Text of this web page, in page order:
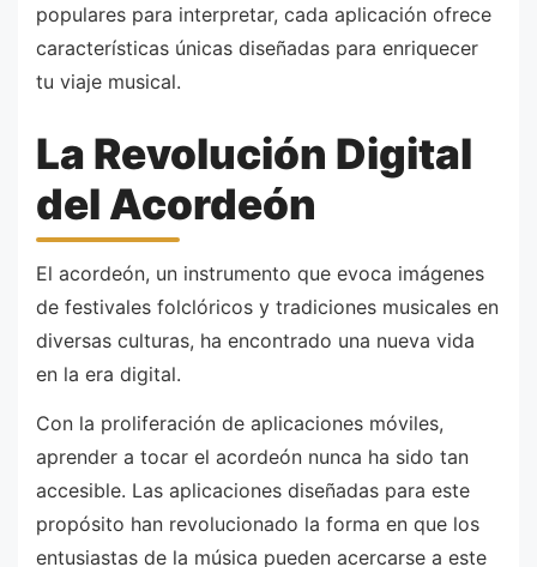
populares para interpretar, cada aplicación ofrece
características únicas diseñadas para enriquecer
tu viaje musical.
La Revolución Digital
del Acordeón
El acordeón, un instrumento que evoca imágenes
de festivales folclóricos y tradiciones musicales en
diversas culturas, ha encontrado una nueva vida
en la era digital.
Con la proliferación de aplicaciones móviles,
aprender a tocar el acordeón nunca ha sido tan
accesible. Las aplicaciones diseñadas para este
propósito han revolucionado la forma en que los
entusiastas de la música pueden acercarse a este